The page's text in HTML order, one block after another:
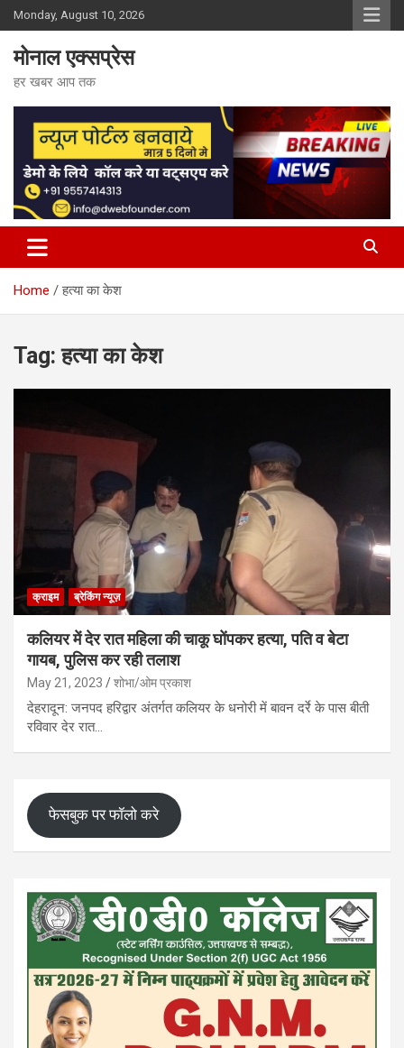
Skip
to
content
Monday, August 10, 2026
मोनाल एक्सप्रेस
हर खबर आप तक
Home हत्या का केश
Tag:हत्या का केश
क्राइम ब्रेकिंग न्यूज़
कलियर में देर रात महिला की चाकू घोंपकर हत्या, पति व बेटा
गायब, पुलिस कर रही तलाश
May 21, 2023 शोभा/ओम प्रकाश
देहरादून: जनपद हरिद्वार अंतर्गत कलियर के धनोरी में बावन दर्रे के पास बीती
रविवार देर रात…
फेसबुक पर फॉलो करे